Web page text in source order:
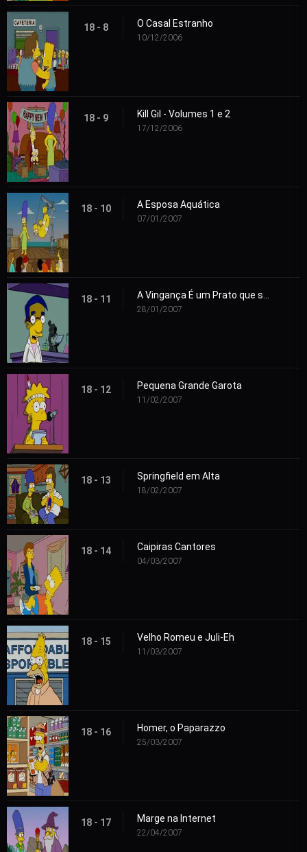
18 - 8 O Casal Estranho
10/12/2006
18 - 9 Kill Gil - Volumes 1 e 2
17/12/2006
18 - 10 A Esposa Aquática
07/01/2007
18 - 11
28/01/2007
18 - 12 Pequena Grande Garota
11/02/2007
18 - 13 Springfield em Alta
18/02/2007
18 - 14 Caipiras Cantores
04/03/2007
18 - 15 Velho Romeu e Juli-Eh
11/03/2007
18 - 16 Homer, o Paparazzo
25/03/2007
18 - 17 Marge na Internet
22/04/2007